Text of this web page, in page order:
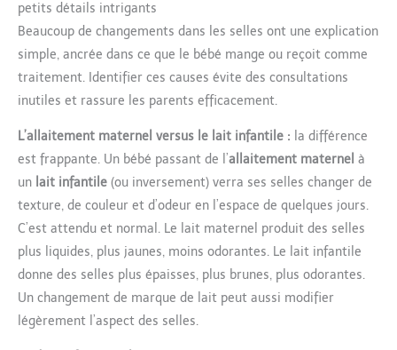
petits détails intrigants
Beaucoup de changements dans les selles ont une explication
simple, ancrée dans ce que le bébé mange ou reçoit comme
traitement. Identifier ces causes évite des consultations
inutiles et rassure les parents efficacement.
L’allaitement maternel versus le lait infantile : la différence
est frappante. Un bébé passant de l’allaitement maternel à
un lait infantile (ou inversement) verra ses selles changer de
texture, de couleur et d’odeur en l’espace de quelques jours.
C’est attendu et normal. Le lait maternel produit des selles
plus liquides, plus jaunes, moins odorantes. Le lait infantile
donne des selles plus épaisses, plus brunes, plus odorantes.
Un changement de marque de lait peut aussi modifier
légèrement l’aspect des selles.